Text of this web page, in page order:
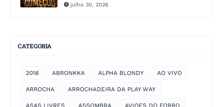
julho 30, 2026
CATEGORIA
2016 ABRONKKA ALPHA BLONDY AO VIVO
ARROCHA ARROCHADEIRA DA PLAY WAY